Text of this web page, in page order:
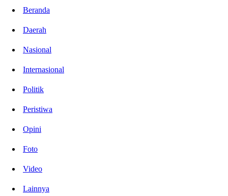
Beranda
Daerah
Nasional
Internasional
Politik
Peristiwa
Opini
Foto
Video
Lainnya